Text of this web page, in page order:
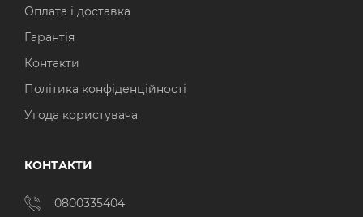
Оплата і доставка
Гарантія
Контакти
Політика конфіденційності
Угода користувача
КОНТАКТИ
0800335404